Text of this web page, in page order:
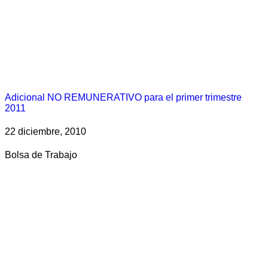
Adicional NO REMUNERATIVO para el primer trimestre
2011
22 diciembre, 2010
Bolsa de Trabajo